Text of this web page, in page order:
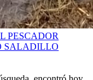
PESCADOR
SALADILLO